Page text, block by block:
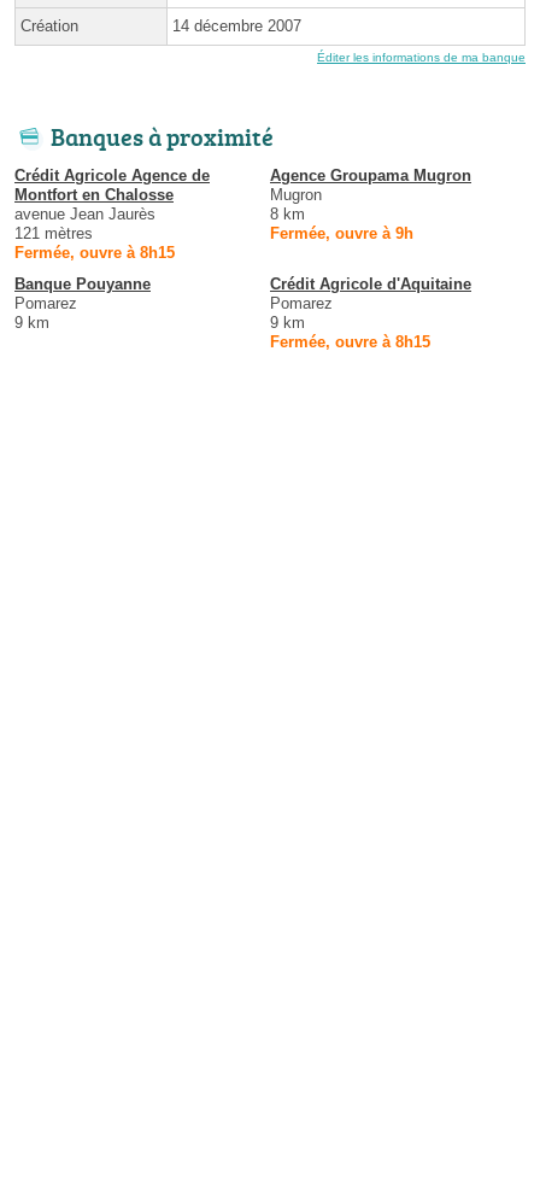
Création 14 décembre 2007
Éditer les informations de ma banque
Banques à proximité
Crédit Agricole Agence de
Montfort en Chalosse
avenue Jean Jaurès
121 mètres
Fermée, ouvre à 8h15
Agence Groupama Mugron
Mugron
8 km
Fermée, ouvre à 9h
Banque Pouyanne
Pomarez
9 km
Crédit Agricole d'Aquitaine
Pomarez
9 km
Fermée, ouvre à 8h15